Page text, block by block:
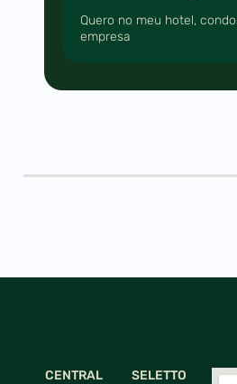
Quero no meu hotel,
empresa
CENTRAL
SELETTO